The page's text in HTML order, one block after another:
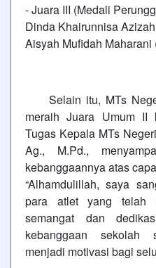
- Juara III (Medali
Dinda Khairunnisa
Aisyah Mufidah Maharani
Selain itu, MTs
meraih Juara Umum II
Tugas Kepala MTs
Ag., M.Pd.,
kebanggaannya atas
“Alhamdulillah, saya
para atlet yang telah
semangat dan
kebanggaan sekolah
menjadi motivasi bagi